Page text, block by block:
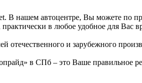
В нашем автоцентре, Вы можете по
в любое удобное для Вас
и зарубежного
в СПб – это Ваше правильное